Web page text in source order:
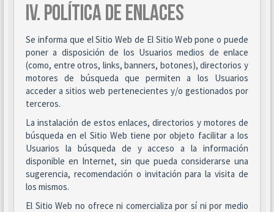
IV. POLÍTICA DE ENLACES
Se informa que el Sitio Web de El Sitio Web pone o puede
poner a disposición de los Usuarios medios de enlace
(como, entre otros, links, banners, botones), directorios y
motores de búsqueda que permiten a los Usuarios
acceder a sitios web pertenecientes y/o gestionados por
terceros.
La instalación de estos enlaces, directorios y motores de
búsqueda en el Sitio Web tiene por objeto facilitar a los
Usuarios la búsqueda de y acceso a la información
disponible en Internet, sin que pueda considerarse una
sugerencia, recomendación o invitación para la visita de
los mismos.
El Sitio Web no ofrece ni comercializa por sí ni por medio